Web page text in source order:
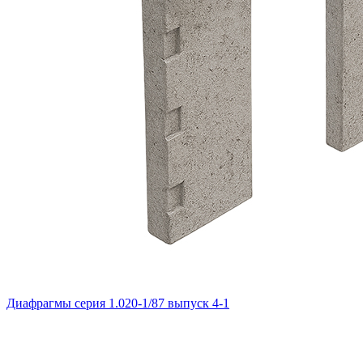
Диафрагмы серия 1.020-1/87 выпуск 4-1